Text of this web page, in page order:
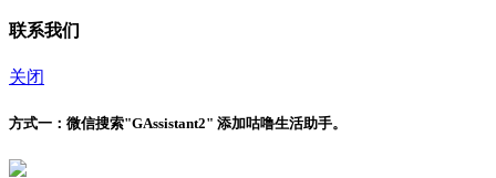
联系我们
关闭
方式一： 微信搜索"GAssistant2" 添加咕噜生活助手。